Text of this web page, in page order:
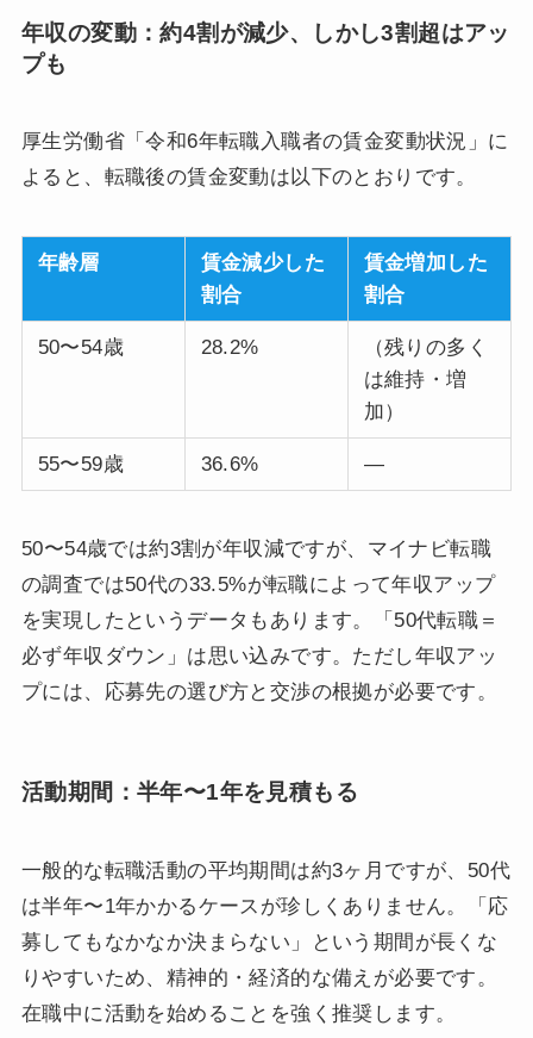
年収の変動：約4割が減少、しかし3割超はアッ
プも
厚生労働省「令和6年転職入職者の賃金変動状況」に
よると、転職後の賃金変動は以下のとおりです。
年齢層
賃金減少した
割合
賃金増加した
割合
50〜54歳 28.2%
（残りの多く
は維持・増
加）
55〜59歳 36.6% —
50〜54歳では約3割が年収減ですが、マイナビ転職
の調査では50代の33.5%が転職によって年収アップ
を実現したというデータもあります。「50代転職＝
必ず年収ダウン」は思い込みです。ただし年収アッ
プには、応募先の選び方と交渉の根拠が必要です。
活動期間：半年〜1年を見積もる
一般的な転職活動の平均期間は約3ヶ月ですが、50代
は半年〜1年かかるケースが珍しくありません。「応
募してもなかなか決まらない」という期間が長くな
りやすいため、精神的・経済的な備えが必要です。
在職中に活動を始めることを強く推奨します。